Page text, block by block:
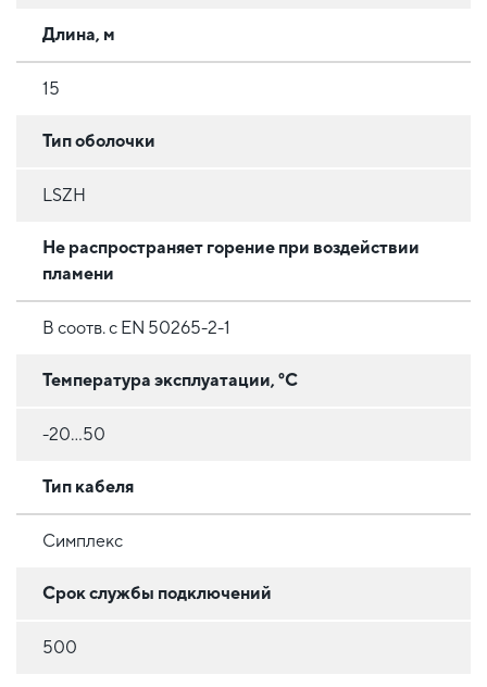
Длина, м
15
Тип оболочки
LSZH
Не распространяет горение при воздействии
пламени
В соотв. с EN 50265-2-1
Температура эксплуатации, °C
-20...50
Тип кабеля
Симплекс
Срок службы подключений
500